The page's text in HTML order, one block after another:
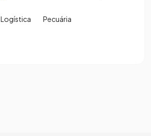
Logística Pecuária